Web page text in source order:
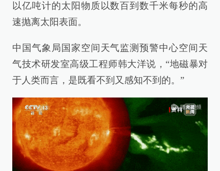
以亿吨计的太阳物质以数百到数千米每秒的高
速抛离太阳表面。
中国气象局国家空间天气监测预警中心空间天
气技术研发室高级工程师韩大洋说，“地磁暴对
于人类而言，是既看不到又感知不到的。”